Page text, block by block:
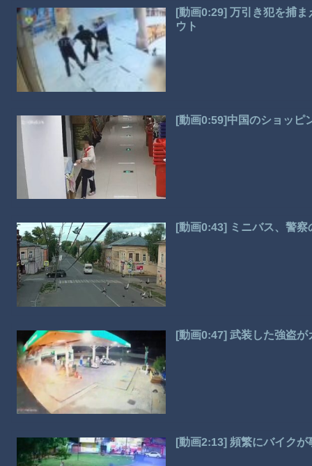
[動画0:29] 万引き犯を捕
ウト
[動画0:59]中国のショッピ
[動画0:43] ミニバス、警
[動画0:47] 武装した強盗
[動画2:13] 頻繁にバイクが